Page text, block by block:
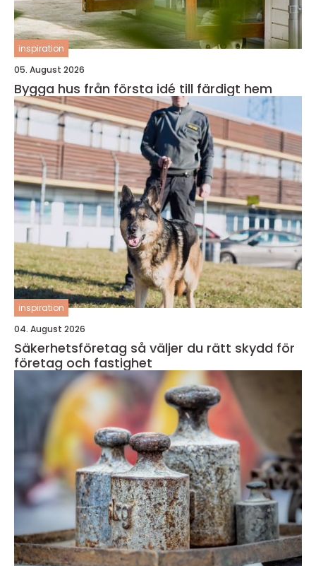
inspiration
05. August 2026
Bygga hus från första idé till färdigt hem
inspiration
04. August 2026
Säkerhetsföretag så väljer du rätt skydd för
företag och fastighet